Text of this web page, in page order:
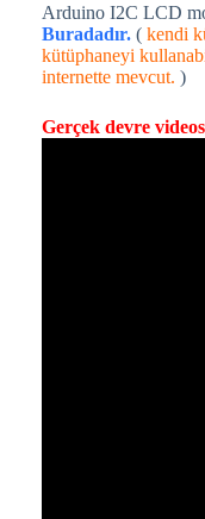
Arduino I2C LCD
Buradadır. ( kendi
kütüphaneyi
internette mevcut. )
Gerçek devre